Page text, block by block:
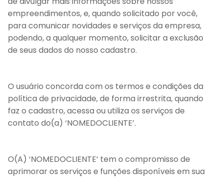
empreendimentos, e, quando solicitado por você,
para comunicar novidades e serviços da empresa,
podendo, a qualquer momento, solicitar a exclusão
de seus dados do nosso cadastro.
O usuário concorda com os termos e condições da
política de privacidade, de forma irrestrita, quando
faz o cadastro, acessa ou utiliza os serviços de
contato do(a) ‘NOMEDOCLIENTE’.
O(A) ‘NOMEDOCLIENTE’ tem o compromisso de
aprimorar os serviços e funções disponíveis em sua